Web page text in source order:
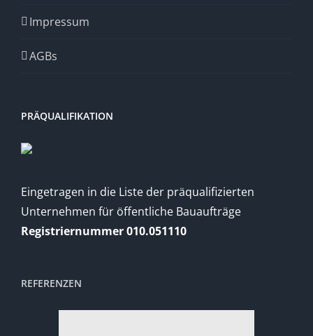
Impressum
AGBs
PRÄQUALIFIKATION
Eingetragen in die Liste der präqualifizierten
Unternehmen für öffentliche Bauaufträge
Registriernummer 010.051110
REFERENZEN